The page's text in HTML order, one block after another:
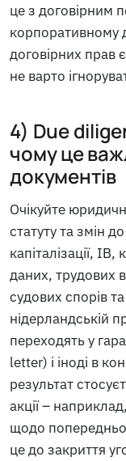
це з договірним
корпоративному
договірних прав
не варто
4) Due
чому це
документів
Очікуйте
статуту та змін
капіталізації,
даних, трудових
судових спорів
нідерландській
переходять у
letter) і іноді в
результат
акції –
щодо
це до закриття